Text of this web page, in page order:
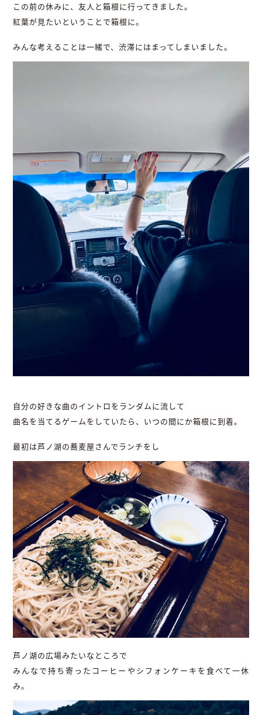
この前の休みに、友人と箱根に行ってきました。
紅葉が見たいということで箱根に。
みんな考えることは一緒で、渋滞にはまってしまいました。
自分の好きな曲のイントロをランダムに流して
曲名を当てるゲームをしていたら、いつの間にか箱根に到着。
最初は芦ノ湖の蕎麦屋さんでランチをし
芦ノ湖の広場みたいなところで
みんなで持ち寄ったコーヒーやシフォンケーキを食べて一休
み。